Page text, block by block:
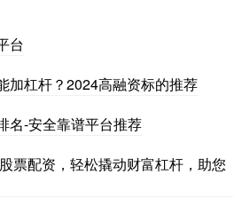
台
加杠杆？2024高融资标的推荐
名-安全靠谱平台推荐
票配资，轻松撬动财富杠杆，助您